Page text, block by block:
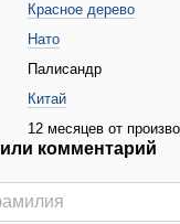
Красное дерево
Нато
Палисандр
Китай
12 месяцев от
комментарий